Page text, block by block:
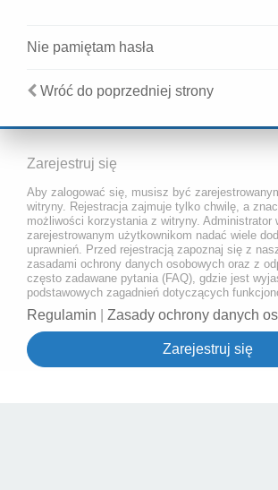
Nie pamiętam hasła
Wróć do poprzedniej strony
Zarejestruj się
Aby zalogować się, musisz być
witryny. Rejestracja zajmuje tylko chwilę, a
możliwości korzystania z witryny. Administrator
zarejestrowanym użytkownikom nadać wiele
uprawnień. Przed rejestracją zapoznaj się z
zasadami ochrony danych osobowych oraz z
często zadawane pytania (FAQ), gdzie jest
podstawowych zagadnień dotyczących
Regulamin Zasady ochrony danych
Zarejestruj się